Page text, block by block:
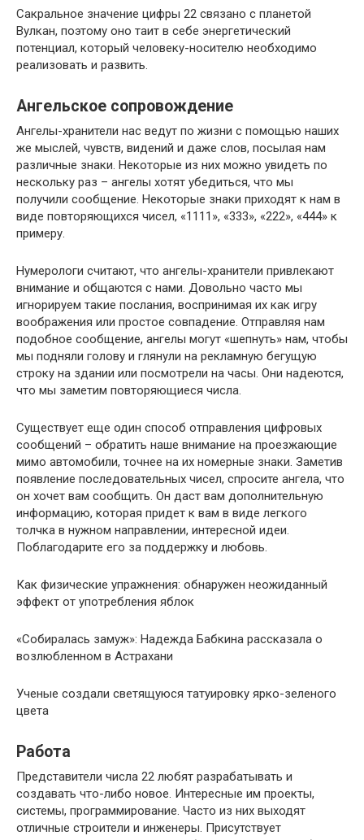
Сакральное значение цифры 22 связано с планетой
Вулкан, поэтому оно таит в себе энергетический
потенциал, который человеку-носителю необходимо
реализовать и развить.
Ангельское сопровождение
Ангелы-хранители нас ведут по жизни с помощью наших
же мыслей, чувств, видений и даже слов, посылая нам
различные знаки. Некоторые из них можно увидеть по
нескольку раз – ангелы хотят убедиться, что мы
получили сообщение. Некоторые знаки приходят к нам в
виде повторяющихся чисел, «1111», «333», «222», «444» к
примеру.
Нумерологи считают, что ангелы-хранители привлекают
внимание и общаются с нами. Довольно часто мы
игнорируем такие послания, воспринимая их как игру
воображения или простое совпадение. Отправляя нам
подобное сообщение, ангелы могут «шепнуть» нам, чтобы
мы подняли голову и глянули на рекламную бегущую
строку на здании или посмотрели на часы. Они надеются,
что мы заметим повторяющиеся числа.
Существует еще один способ отправления цифровых
сообщений – обратить наше внимание на проезжающие
мимо автомобили, точнее на их номерные знаки. Заметив
появление последовательных чисел, спросите ангела, что
он хочет вам сообщить. Он даст вам дополнительную
информацию, которая придет к вам в виде легкого
толчка в нужном направлении, интересной идеи.
Поблагодарите его за поддержку и любовь.
Как физические упражнения: обнаружен неожиданный
эффект от употребления яблок
«Собиралась замуж»: Hадежда Бабкина рассказала о
возлюбленном в Астрахани
Ученые создали светящуюся татуировку ярко-зеленого
цвета
Работа
Представители числа 22 любят разрабатывать и
создавать что-либо новое. Интересные им проекты,
системы, программирование. Часто из них выходят
отличные строители и инженеры. Присутствует